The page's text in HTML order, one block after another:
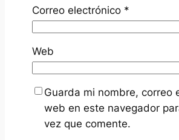
Correo electrónico *
Web
Guarda mi nombre, correo
web en este navegador
vez que comente.